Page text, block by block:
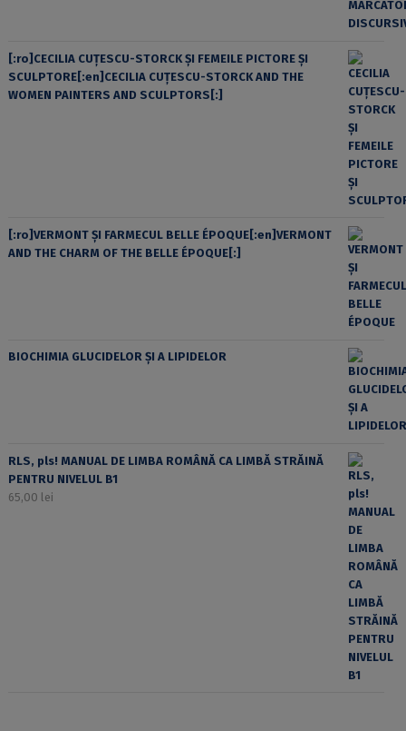
[:ro]CECILIA CUŢESCU-STORCK ŞI FEMEILE PICTORE ŞI
SCULPTORE[:en]CECILIA CUŢESCU-STORCK AND THE
WOMEN PAINTERS AND SCULPTORS[:]
[:ro]VERMONT ȘI FARMECUL BELLE ÉPOQUE[:en]VERMONT
AND THE CHARM OF THE BELLE ÉPOQUE[:]
BIOCHIMIA GLUCIDELOR ȘI A LIPIDELOR
RLS, pls! MANUAL DE LIMBA ROMÂNĂ CA LIMBĂ STRĂINĂ
PENTRU NIVELUL B1
65,00 lei